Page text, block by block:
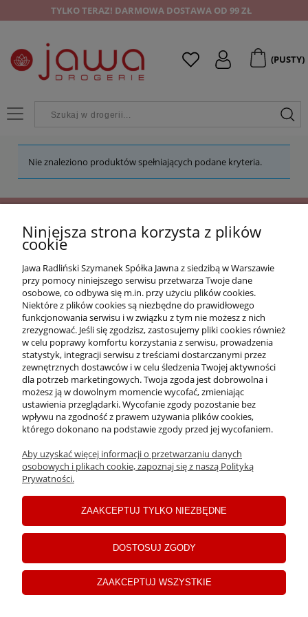
TYLKO TERAZ! DARMOWA DOSTAWA OD 99 ZŁ
(PUSTY)
Nie znaleziono produktów spełniających podane kryteria.
OFERTA
O NAS
INFORMACJE
PŁATNOŚCI I DOSTAWA
MOJE KONTO
Copyrights ©2024 Drogerie Jawa
Sklep internetowy Shoper Premium
Niniejsza strona korzysta z plików
cookie
Jawa Radliński Szymanek Spółka Jawna z siedzibą w Warszawie
przy pomocy niniejszego serwisu przetwarza Twoje dane
osobowe, co odbywa się m.in. przy użyciu plików cookies.
Niektóre z plików cookies są niezbędne do prawidłowego
funkcjonowania serwisu i w związku z tym nie możesz z nich
zrezygnować. Jeśli się zgodzisz, zastosujemy pliki cookies również
w celu poprawy komfortu korzystania z serwisu, prowadzenia
statystyk, integracji serwisu z treściami dostarczanymi przez
zewnętrznych dostawców i w celu śledzenia Twojej aktywności
dla potrzeb marketingowych. Twoja zgoda jest dobrowolna i
możesz ją w dowolnym momencie wycofać, zmieniając
ustawienia przeglądarki. Wycofanie zgody pozostanie bez
wpływu na zgodność z prawem używania plików cookies,
którego dokonano na podstawie zgody przed jej wycofaniem.
Aby uzyskać więcej informacji o przetwarzaniu danych
osobowych i plikach cookie, zapoznaj się z naszą Polityką
Prywatności.
ZAAKCEPTUJ TYLKO NIEZBĘDNE
DOSTOSUJ ZGODY
ZAAKCEPTUJ WSZYSTKIE